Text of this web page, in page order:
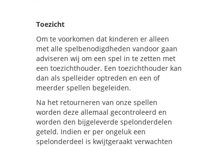
Toezicht
Om te voorkomen dat kinderen er alleen
met alle spelbenodigdheden vandoor gaan
adviseren wij om een spel in te zetten met
een toezichthouder. Een toezichthouder kan
dan als spelleider optreden en een of
meerder spellen begeleiden.
Na het retourneren van onze spellen
worden deze allemaal gecontroleerd en
worden den bijgeleverde spelonderdelen
geteld. Indien er per ongeluk een
spelonderdeel is kwijtgeraakt verwachten